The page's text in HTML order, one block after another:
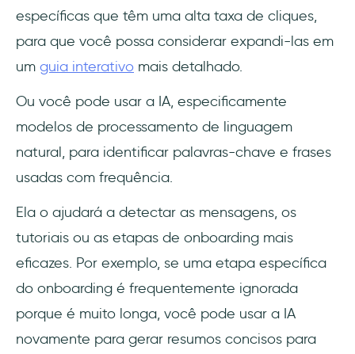
específicas que têm uma alta taxa de cliques,
para que você possa considerar expandi-las em
um guia interativo mais detalhado.
Ou você pode usar a IA, especificamente
modelos de processamento de linguagem
natural, para identificar palavras-chave e frases
usadas com frequência.
Ela o ajudará a detectar as mensagens, os
tutoriais ou as etapas de onboarding mais
eficazes. Por exemplo, se uma etapa específica
do onboarding é frequentemente ignorada
porque é muito longa, você pode usar a IA
novamente para gerar resumos concisos para